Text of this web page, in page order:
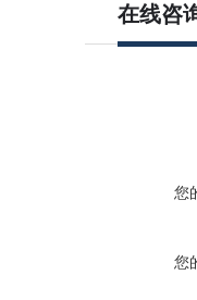
在线咨
您
您